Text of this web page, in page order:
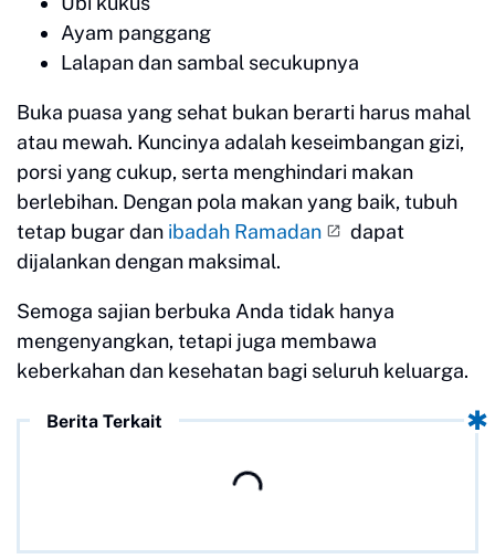
Ayam panggang
Lalapan dan sambal secukupnya
Buka puasa yang sehat bukan berarti harus mahal
atau mewah. Kuncinya adalah keseimbangan gizi,
porsi yang cukup, serta menghindari makan
berlebihan. Dengan pola makan yang baik, tubuh
tetap bugar dan ibadah Ramadan
dapat
dijalankan dengan maksimal.
Semoga sajian berbuka Anda tidak hanya
mengenyangkan, tetapi juga membawa
keberkahan dan kesehatan bagi seluruh keluarga.
Berita Terkait